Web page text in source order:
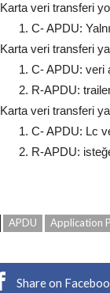
Karta veri transferi
C- APDU:
Karta veri transferi
C- APDU: veri
R-APDU:
Karta veri transferi
C- APDU: Lc
R-APDU:
APDU Application
Share on